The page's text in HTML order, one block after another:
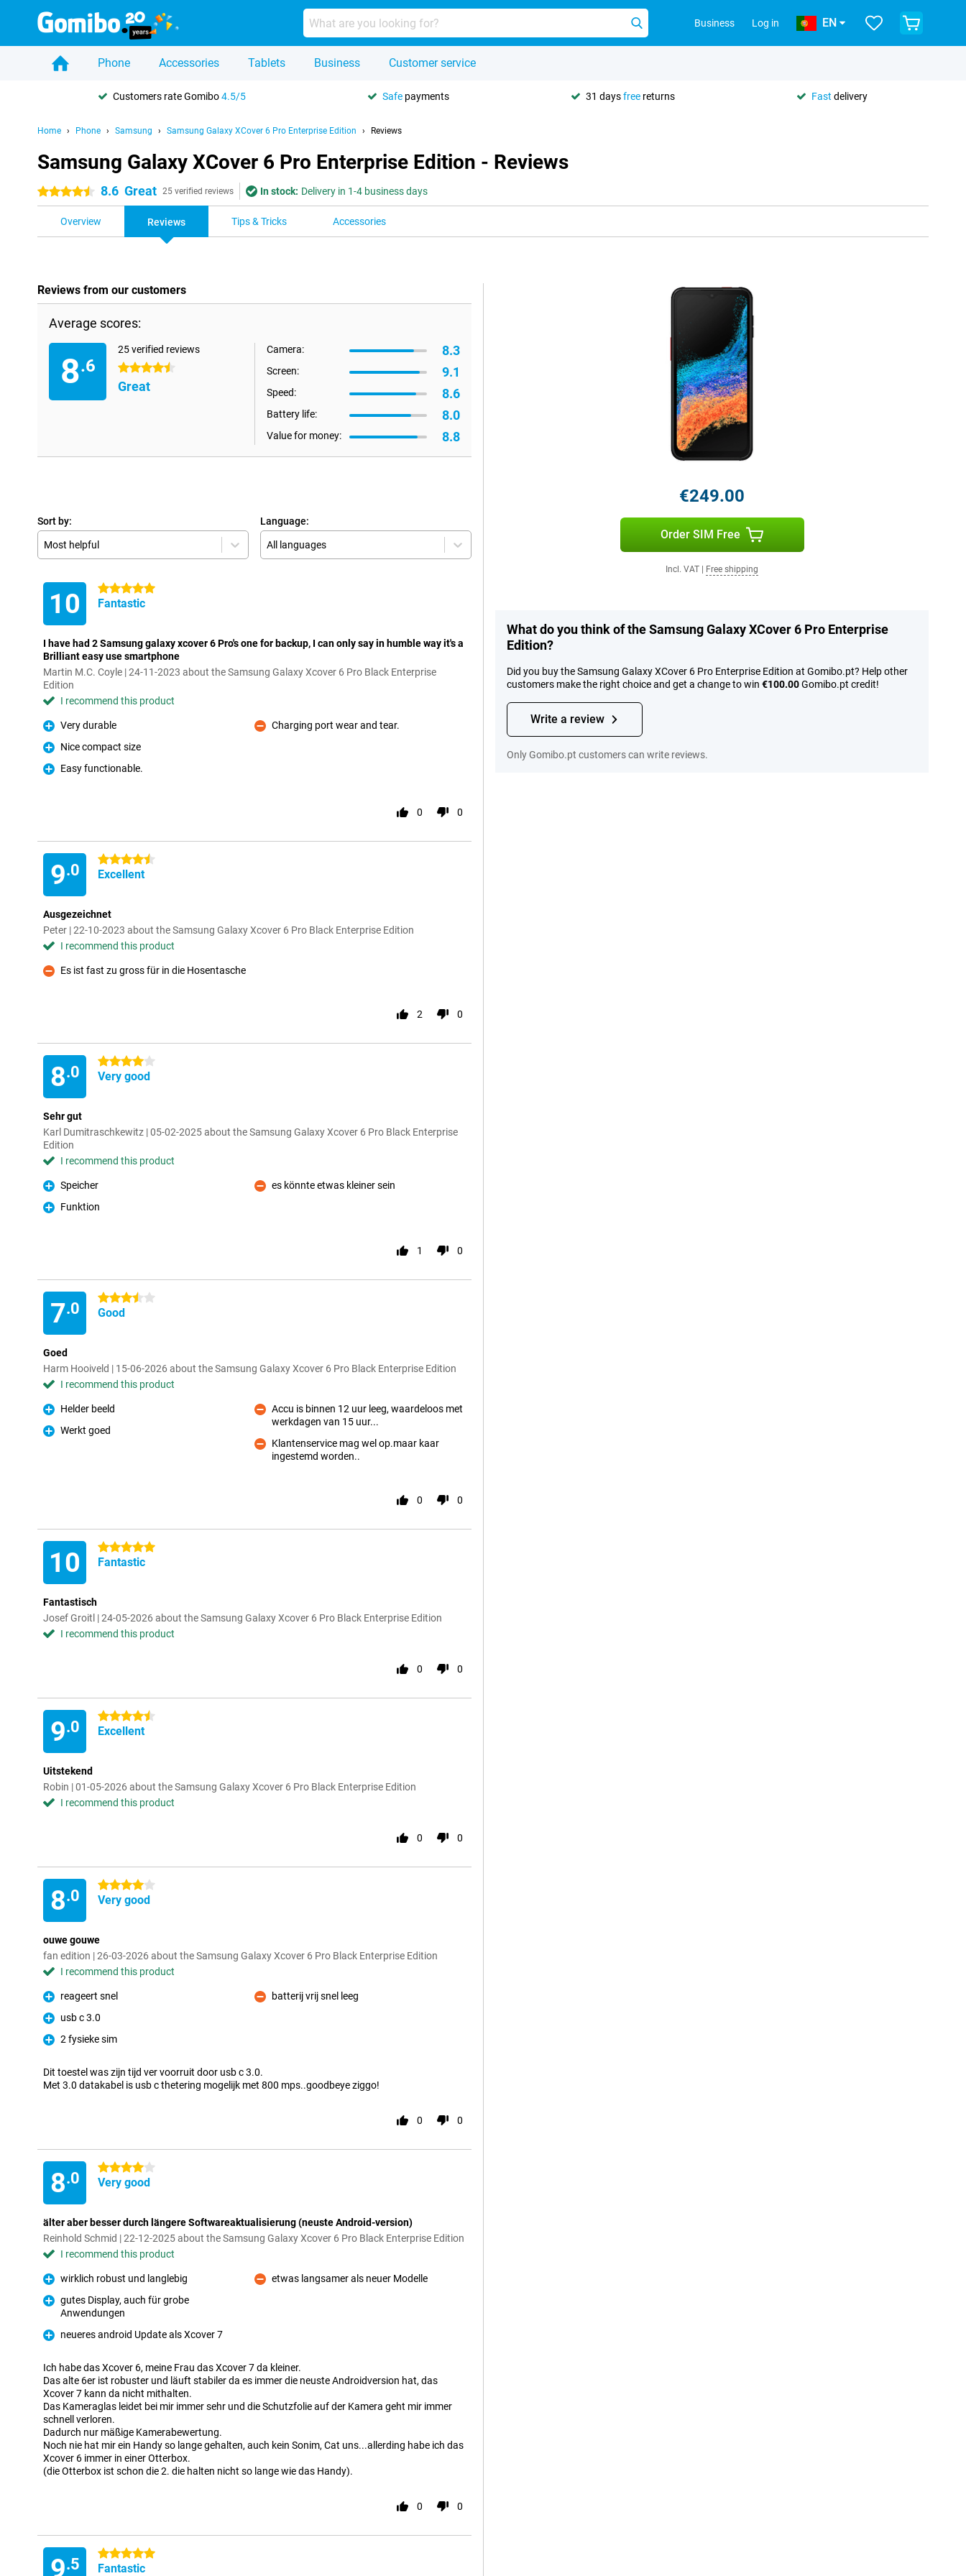
Business Log in EN
Phone Accessories Tablets Business Customer service
Customers rate Gomibo4.5/5 Safe payments 31 daysfree returns Fast delivery
Home Phone Samsung Samsung Galaxy XCover 6 Pro Enterprise Edition Reviews
Samsung Galaxy XCover 6 Pro Enterprise Edition - Reviews
4.5 stars 8.6 Great 25 verified reviews In stock: Delivery in 1-4 business days
Overview Reviews Tips & Tricks Accessories
Reviews from our customers
Average scores:
8.6
25 verified reviews
4.5 stars
Great
Camera: 8.3
Screen: 9.1
Speed: 8.6
Battery life: 8.0
Value for money: 8.8
Sort by:
Most helpful
Language:
All languages
10 5 stars
Fantastic
I have had 2 Samsung galaxy xcover 6 Pro's one for backup, I can only say in humble way it's a
Brilliant easy use smartphone
Martin M.C. Coyle | 24-11-2023 about the Samsung Galaxy Xcover 6 Pro Black Enterprise
Edition
I recommend this product
Pro
Very durable
Pro
Nice compact size
Pro
Easy functionable.
Con
Charging port wear and tear.
0 0
9.0
4.5 stars
Excellent
Ausgezeichnet
Peter | 22-10-2023 about the Samsung Galaxy Xcover 6 Pro Black Enterprise Edition
I recommend this product
Con
Es ist fast zu gross für in die Hosentasche
2 0
8.0
4 stars
Very good
Sehr gut
Karl Dumitraschkewitz | 05-02-2025 about the Samsung Galaxy Xcover 6 Pro Black Enterprise
Edition
I recommend this product
Pro
Speicher
Pro
Funktion
Con
es könnte etwas kleiner sein
1 0
7.0
3.5 stars
Good
Goed
Harm Hooiveld | 15-06-2026 about the Samsung Galaxy Xcover 6 Pro Black Enterprise Edition
I recommend this product
Pro
Helder beeld
Pro
Werkt goed
Con
Accu is binnen 12 uur leeg, waardeloos met
werkdagen van 15 uur...
Klantenservice mag wel op.maar kaar
ingestemd worden..
0 0
10 5 stars
Fantastic
Fantastisch
Josef Groitl | 24-05-2026 about the Samsung Galaxy Xcover 6 Pro Black Enterprise Edition
I recommend this product
0 0
9.0
4.5 stars
Excellent
Uitstekend
Robin | 01-05-2026 about the Samsung Galaxy Xcover 6 Pro Black Enterprise Edition
I recommend this product
0 0
8.0
4 stars
Very good
ouwe gouwe
fan edition | 26-03-2026 about the Samsung Galaxy Xcover 6 Pro Black Enterprise Edition
I recommend this product
Pro
reageert snel
Pro
usb c 3.0
Pro
2 fysieke sim
Con
batterij vrij snel leeg
Dit toestel was zijn tijd ver voorruit door usb c 3.0.
Met 3.0 datakabel is usb c thetering mogelijk met 800 mps..goodbeye ziggo!
0 0
8.0
4 stars
Very good
älter aber besser durch längere Softwareaktualisierung (neuste Android-version)
Reinhold Schmid | 22-12-2025 about the Samsung Galaxy Xcover 6 Pro Black Enterprise Edition
I recommend this product
Pro
wirklich robust und langlebig
gutes Display, auch für grobe
Anwendungen
Pro
neueres android Update als Xcover 7
Con
etwas langsamer als neuer Modelle
Ich habe das Xcover 6, meine Frau das Xcover 7 da kleiner.
Das alte 6er ist robuster und läuft stabiler da es immer die neuste Androidversion hat, das
Xcover 7 kann da nicht mithalten.
Das Kameraglas leidet bei mir immer sehr und die Schutzfolie auf der Kamera geht mir immer
schnell verloren.
Dadurch nur mäßige Kamerabewertung.
Noch nie hat mir ein Handy so lange gehalten, auch kein Sonim, Cat uns...allerding habe ich das
Xcover 6 immer in einer Otterbox.
(die Otterbox ist schon die 2. die halten nicht so lange wie das Handy).
0 0
9.5
5 stars
Fantastic
€249.00
Order SIM Free
Incl. VAT Free shipping
What do you think of the Samsung Galaxy XCover 6 Pro Enterprise
Edition?
Did you buy the Samsung Galaxy XCover 6 Pro Enterprise Edition at Gomibo.pt? Help other
customers make the right choice and get a change to win €100.00Gomibo.pt credit!
Write a review
Only Gomibo.pt customers can write reviews.